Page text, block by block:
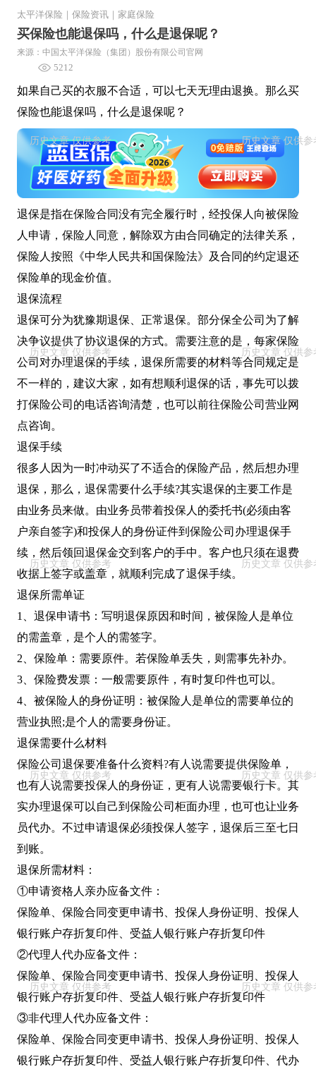
太平洋保险 保险资讯 家庭保险
买保险也能退保吗，什么是退保呢？
来源：中国太平洋保险（集团）股份有限公司官网
5212
如果自己买的衣服不合适，可以七天无理由退换。那么买
保险也能退保吗，什么是退保呢？
退保是指在保险合同没有完全履行时，经投保人向被保险
人申请，保险人同意，解除双方由合同确定的法律关系，
保险人按照《中华人民共和国保险法》及合同的约定退还
保险单的现金价值。
退保流程
退保可分为犹豫期退保、正常退保。部分保全公司为了解
决争议提供了协议退保的方式。需要注意的是，每家保险
公司对办理退保的手续，退保所需要的材料等合同规定是
不一样的，建议大家，如有想顺利退保的话，事先可以拨
打保险公司的电话咨询清楚，也可以前往保险公司营业网
点咨询。
退保手续
很多人因为一时冲动买了不适合的保险产品，然后想办理
退保，那么，退保需要什么手续?其实退保的主要工作是
由业务员来做。由业务员带着投保人的委托书(必须由客
户亲自签字)和投保人的身份证件到保险公司办理退保手
续，然后领回退保金交到客户的手中。客户也只须在退费
收据上签字或盖章，就顺利完成了退保手续。
退保所需单证
1、退保申请书：写明退保原因和时间，被保险人是单位
的需盖章，是个人的需签字。
2、保险单：需要原件。若保险单丢失，则需事先补办。
3、保险费发票：一般需要原件，有时复印件也可以。
4、被保险人的身份证明：被保险人是单位的需要单位的
营业执照;是个人的需要身份证。
退保需要什么材料
保险公司退保要准备什么资料?有人说需要提供保险单，
也有人说需要投保人的身份证，更有人说需要银行卡。其
实办理退保可以自己到保险公司柜面办理，也可也让业务
员代办。不过申请退保必须投保人签字，退保后三至七日
到账。
退保所需材料：
①申请资格人亲办应备文件：
保险单、保险合同变更申请书、投保人身份证明、投保人
银行账户存折复印件、受益人银行账户存折复印件
②代理人代办应备文件：
保险单、保险合同变更申请书、投保人身份证明、投保人
银行账户存折复印件、受益人银行账户存折复印件
③非代理人代办应备文件：
保险单、保险合同变更申请书、投保人身份证明、投保人
银行账户存折复印件、受益人银行账户存折复印件、代办